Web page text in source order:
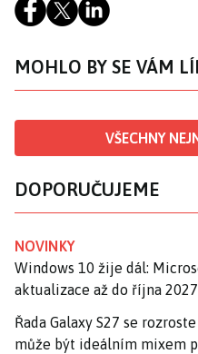
MOHLO BY SE VÁM
VŠECHNY
DOPORUČUJEME
NOVINKY
Windows 10 žije dál:
aktualizace až do října 2027
Řada Galaxy S27 se
může být ideálním mixem